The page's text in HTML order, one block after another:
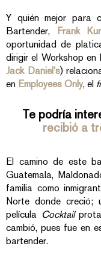
Y quién mejor para
Bartender,
Frank
oportunidad de
dirigir el Workshop en
Jack Daniel’s)
en Employees Only, el
Te podría
recibió a
El camino de este
Guatemala,
familia como
Norte donde creció;
película Cocktail
cambió, pues fue en
bartender.